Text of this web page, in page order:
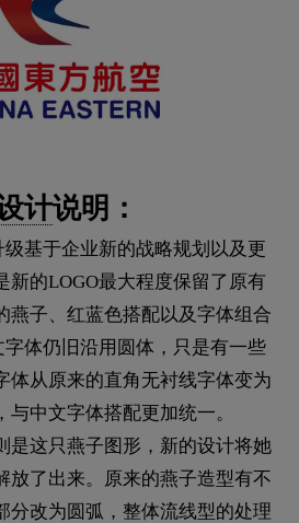
计说明：
级基于企业新的战略规划以及更
新的LOGO最大程度保留了原有
子、红蓝色搭配以及字体组合
体仍旧沿用圆体，只是有一些
体从原来的直角无衬线字体变为
中文字体搭配更加统一。
是这只燕子图形，新的设计将她
放了出来。原来的燕子造型有不
分改为圆弧，整体流线型的处理